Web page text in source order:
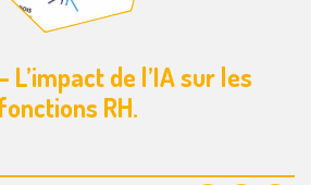
L’impact de l’IA sur les
fonctions RH.